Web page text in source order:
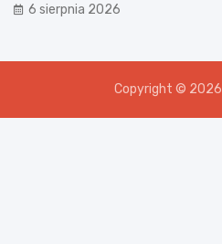
6 sierpnia 2026
Copyright © 2026